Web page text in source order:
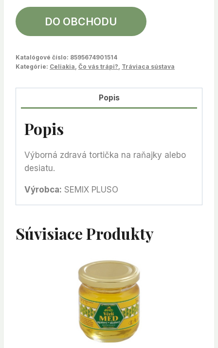
DO OBCHODU
Katalógové číslo: 8595674901514
Kategórie: Celiakia Čo vás trápi? Tráviaca sústava
Popis
Popis
Výborná zdravá tortička na raňajky alebo
desiatu.
Výrobca: SEMIX PLUSO
Súvisiace Produkty